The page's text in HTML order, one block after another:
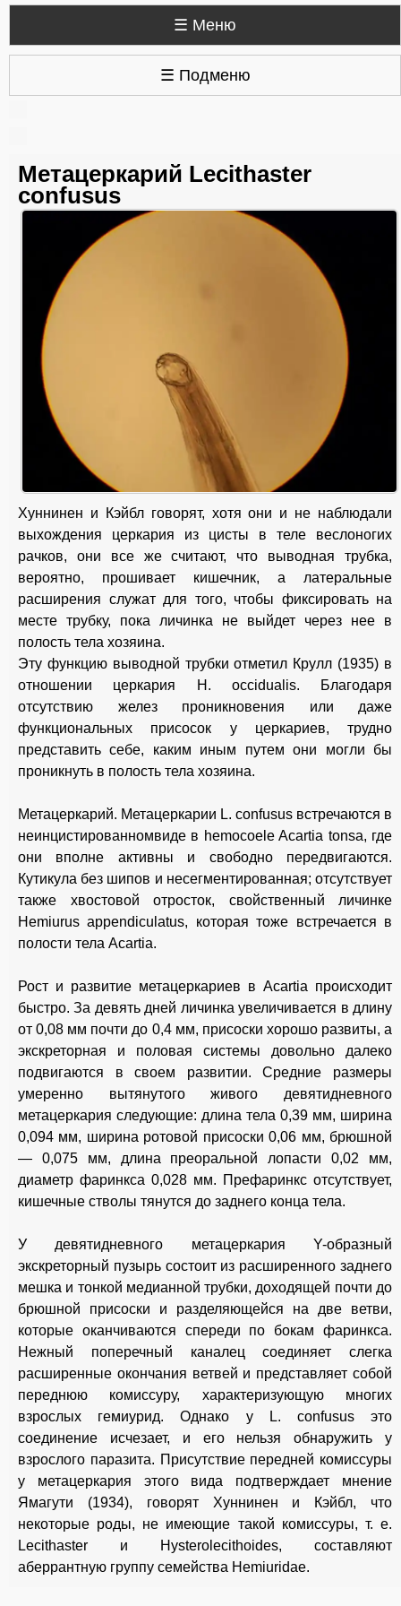
☰ Меню
☰ Подменю
Метацеркарий Lecithaster
confusus
Хуннинен и Кэйбл говорят, хотя они и не наблюдали
выхождения церкария из цисты в теле веслоногих
рачков, они все же считают, что выводная трубка,
вероятно, прошивает кишечник, а латеральные
расширения служат для того, чтобы фиксировать на
месте трубку, пока личинка не выйдет через нее в
полость тела хозяина.
Эту функцию выводной трубки отметил Крулл (1935) в
отношении церкария H. occidualis. Благодаря
отсутствию желез проникновения или даже
функциональных присосок у церкариев, трудно
представить себе, каким иным путем они могли бы
проникнуть в полость тела хозяина.
Метацеркарий. Метацеркарии L. confusus встречаются в
неинцистированномвиде в hemocoele Acartia tonsa, где
они вполне активны и свободно передвигаются.
Кутикула без шипов и несегментированная; отсутствует
также хвостовой отросток, свойственный личинке
Hemiurus appendiculatus, которая тоже встречается в
полости тела Acartia.
Рост и развитие метацеркариев в Acartia происходит
быстро. За девять дней личинка увеличивается в длину
от 0,08 мм почти до 0,4 мм, присоски хорошо развиты, а
экскреторная и половая системы довольно далеко
подвигаются в своем развитии. Средние размеры
умеренно вытянутого живого девятидневного
метацеркария следующие: длина тела 0,39 мм, ширина
0,094 мм, ширина ротовой присоски 0,06 мм, брюшной
— 0,075 мм, длина преоральной лопасти 0,02 мм,
диаметр фаринкса 0,028 мм. Префаринкс отсутствует,
кишечные стволы тянутся до заднего конца тела.
У девятидневного метацеркария Y-образный
экскреторный пузырь состоит из расширенного заднего
мешка и тонкой медианной трубки, доходящей почти до
брюшной присоски и разделяющейся на две ветви,
которые оканчиваются спереди по бокам фаринкса.
Нежный поперечный каналец соединяет слегка
расширенные окончания ветвей и представляет собой
переднюю комиссуру, характеризующую многих
взрослых гемиурид. Однако у L. confusus это
соединение исчезает, и его нельзя обнаружить у
взрослого паразита. Присутствие передней комиссуры
у метацеркария этого вида подтверждает мнение
Ямагути (1934), говорят Хуннинен и Кэйбл, что
некоторые роды, не имеющие такой комиссуры, т. е.
Lecithaster и Hysterolecithoides, составляют
аберрантную группу семейства Hemiuridae.